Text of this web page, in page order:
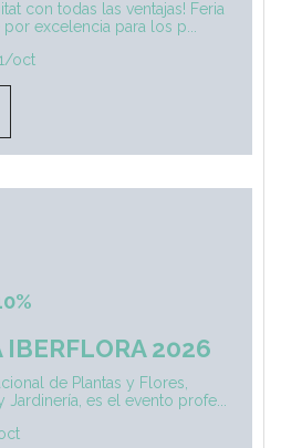
con todas las ventajas! Feria
excelencia para los p...
oct
IBERFLORA 2026
de Plantas y Flores,
Jardinería, es el evento profe...